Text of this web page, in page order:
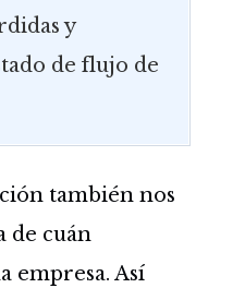
y
de flujo de
también nos
de cuán
empresa. Así